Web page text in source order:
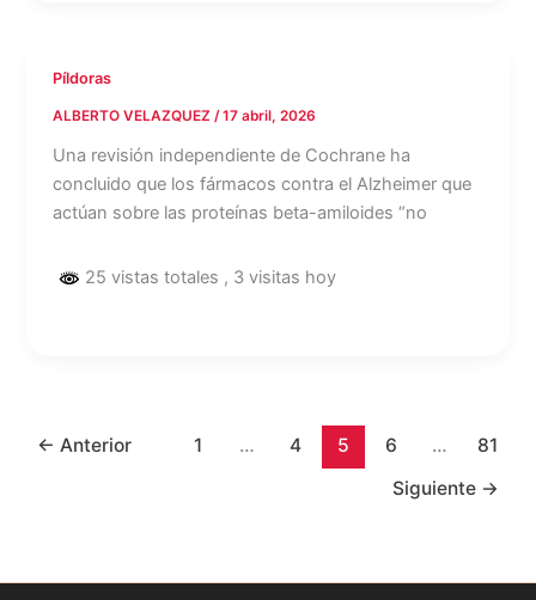
Píldoras
ALBERTO VELAZQUEZ/17 abril, 2026
Una revisión independiente de Cochrane ha
concluido que los fármacos contra el Alzheimer que
actúan sobre las proteínas beta-amiloides “no
25 vistas totales , 3 visitas hoy
← Anterior 1 … 4 5 6 …
81
Siguiente →